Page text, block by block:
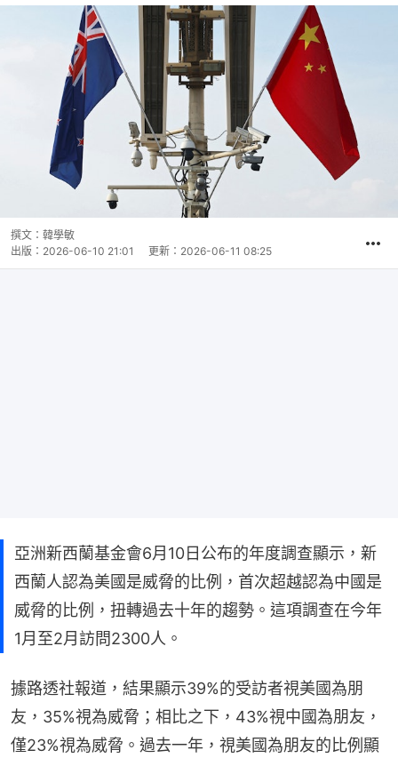
撰文： 韓學敏
出版： 2026-06-10 21:01 更新： 2026-06-11 08:25
亞洲新西蘭基金會6月10日公布的年度調查顯示，新
西蘭人認為美國是威脅的比例，首次超越認為中國是
威脅的比例，扭轉過去十年的趨勢。這項調查在今年
1月至2月訪問2300人。
據路透社報道，結果顯示39%的受訪者視美國為朋
友，35%視為威脅；相比之下，43%視中國為朋友，
僅23%視為威脅。過去一年，視美國為朋友的比例顯